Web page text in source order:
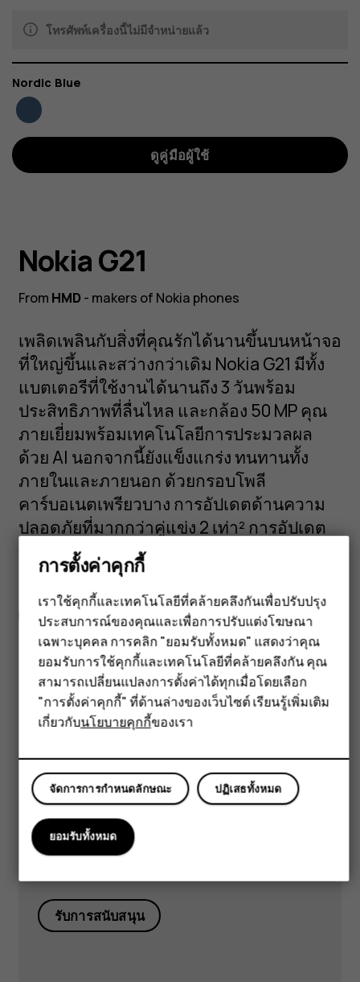
สมาร์ทโฟน
ฟีเจอร์โฟน
อุปกรณ์เสริม
แท็บเล็ต
โทรศัพท์เครื่องนี้ไม่มีจำหน่ายแล้ว
สี
Nordic Blue
ดูคู่มือผู้ใช้
Nokia G21
From HMD- makers of Nokia phones
เพลิดเพลินกับสิ่งที่คุณรักได้นานขึ้นบนหน้าจอ
ที่ใหญ่ขึ้นและสว่างกว่าเดิม Nokia G21 มีทั้ง
แบตเตอรีที่ใช้งานได้นานถึง 3 วันพร้อม
ประสิทธิภาพที่ลื่นไหล และกล้อง 50 MP คุณ
ภายเยี่ยมพร้อมเทคโนโลยีการประมวลผล
ด้วย AI นอกจากนี้ยังแข็งแกร่ง ทนทานทั้ง
ภายในและภายนอก ด้วยกรอบโพลี
คาร์บอเนตเพรียวบาง การอัปเดตด้านความ
ปลอดภัยที่มากกว่าคู่แข่ง 2 เท่า² การอัปเดต
ระบบปฏิบัติการเป็นเวลา 2 ปี และการทดลอง
ใช้ ExpressVPN 30 วัน
ข้อมูลจำเพาะฉบับเต็ม
Got questions?
เยี่ยมชมศูนย์สนับสนุนของเรา
เพื่อคำตอบและการสนับสนุน
รับการสนับสนุน
การตั้งค่าคุกกี้
เราใช้คุกกี้และเทคโนโลยีที่คล้ายคลึงกันเพื่อปรับปรุง
ประสบการณ์ของคุณและเพื่อการปรับแต่งโฆษณา
เฉพาะบุคคล การคลิก "ยอมรับทั้งหมด" แสดงว่าคุณ
ยอมรับการใช้คุกกี้และเทคโนโลยีที่คล้ายคลึงกัน คุณ
สามารถเปลี่ยนแปลงการตั้งค่าได้ทุกเมื่อโดยเลือก
"การตั้งค่าคุกกี้" ที่ด้านล่างของเว็บไซต์ เรียนรู้เพิ่มเติม
เกี่ยวกับนโยบายคุกกี้ของเรา
ปฏิเสธทั้งหมด
จัดการการกำหนดลักษณะ
ยอมรับทั้งหมด